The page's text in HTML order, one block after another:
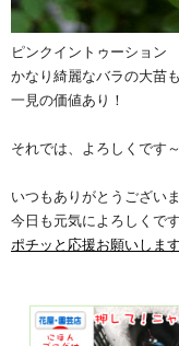
ピンクイントゥーション
かなり綺麗なバラの大苗
一見の価値あり！
それでは、よろしくです
いつもありがとうござい
今日も元気によろしくで
ポチッと応援お願いします